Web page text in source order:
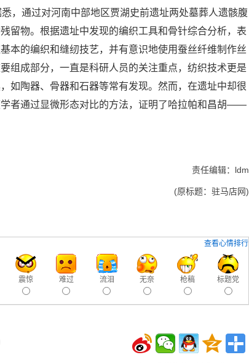
，通过对河南中部地区贾湖史前遗址两处墓葬人遗骸腹
留物。根据遗址中发现的编织工具和骨针综合分析，表
本的编织和缝纫技艺，并有意识地使用蚕丝纤维制作丝
组成部分，一直是科研人员的关注重点，纺织技术更是
如陶器、骨器和石器等常有发现。然而，在遗址中却很
者通过显微形态对比的方法，证明了哈拉帕和昌胡——
责任编辑：ldm
(原标题：驻马店网)
查看心情排行
震惊 难过 流泪 无奈 枪稿 标题党